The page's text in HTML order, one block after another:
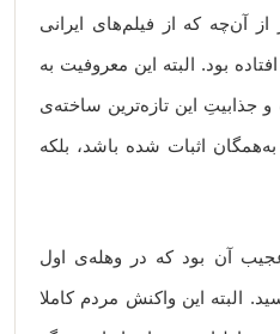
آن‌چه که از فیلم‌های ایرانی
بود. البته این معروفیت به
جذابیتِ این تازه‌ترین ساخته‌ی
همگان اثبات شده باشد، بلکه
آن بود که در وهله‌ی اول
البته این واکنش مردم کاملا